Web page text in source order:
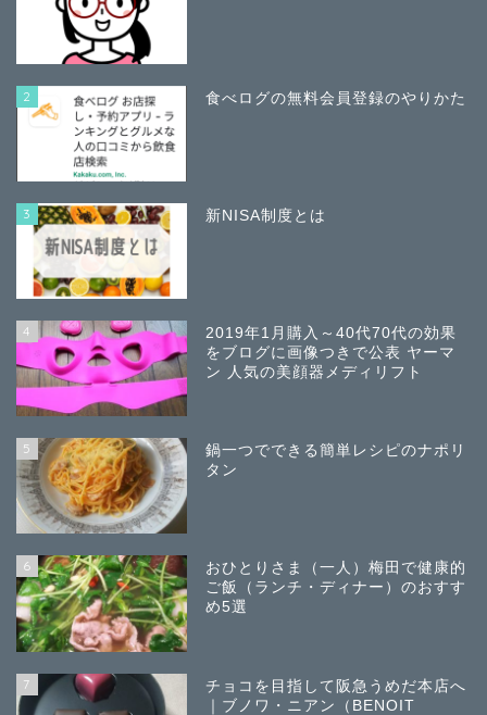
2 食べログの無料会員登録のやりかた
3 新NISA制度とは
4
2019年1月購入～40代70代の効果
をブログに画像つきで公表 ヤーマ
ン 人気の美顔器メディリフト
5
鍋一つでできる簡単レシピのナポリ
タン
6
おひとりさま（一人）梅田で健康的
ご飯（ランチ・ディナー）のおすす
め5選
7
チョコを目指して阪急うめだ本店へ
｜ブノワ・ニアン（BENOIT